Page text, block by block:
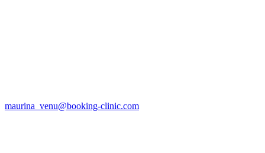
maurina_venu@booking-clinic.com